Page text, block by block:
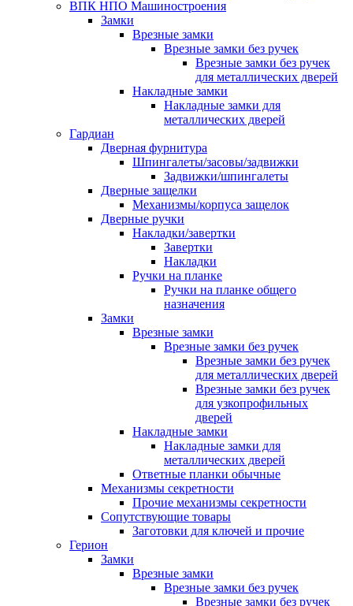
ВПК НПО Машиностроения
Замки
Врезные замки
Врезные замки без ручек
Врезные замки без ручек
для металлических дверей
Накладные замки
Накладные замки для
металлических дверей
Гардиан
Дверная фурнитура
Шпингалеты/засовы/задвижки
Задвижки/шпингалеты
Дверные защелки
Механизмы/корпуса защелок
Дверные ручки
Накладки/завертки
Завертки
Накладки
Ручки на планке
Ручки на планке общего
назначения
Замки
Врезные замки
Врезные замки без ручек
Врезные замки без ручек
для металлических дверей
Врезные замки без ручек
для узкопрофильных
дверей
Накладные замки
Накладные замки для
металлических дверей
Ответные планки обычные
Механизмы секретности
Прочие механизмы секретности
Сопутствующие товары
Заготовки для ключей и прочие
Герион
Замки
Врезные замки
Врезные замки без ручек
Врезные замки без ручек